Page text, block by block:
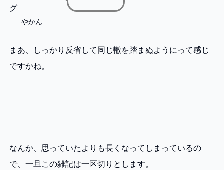
やかん
まあ、しっかり反省して同じ轍を踏まぬようにって感じ
ですかね。
なんか、思っていたよりも長くなってしまっているの
で、一旦この雑記は一区切りとします。